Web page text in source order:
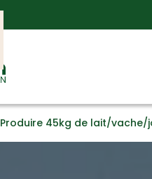
Produire 45kg de lait/vache/